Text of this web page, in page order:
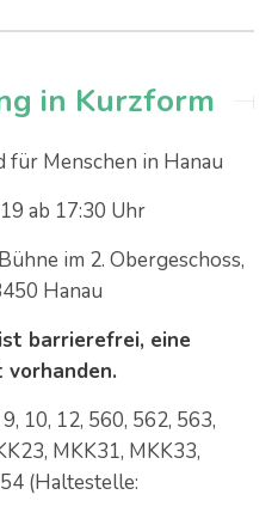
in Kurzform
für Menschen in Hanau
ab 17:30 Uhr
im 2. Obergeschoss,
Hanau
barrierefrei, eine
10, 12, 560, 562, 563,
MKK31, MKK33,
(Haltestelle: